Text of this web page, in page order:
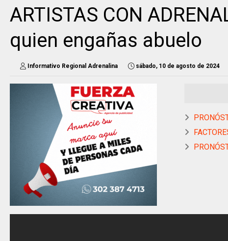
ARTISTAS CON
quien engañas abuelo
Informativo Regional Adrenalina sábado, 10 de agosto de 2024